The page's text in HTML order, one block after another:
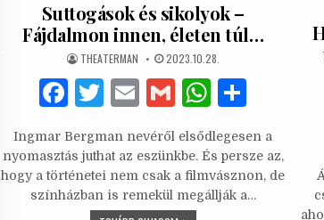
Suttogások és sikolyok –
Fájdalmon innen, életen túl…
AUTHOR:
THEATERMAN PUBLISHED
DATE:
2023.10.28.
F
c
e
b
T
it
te
r
E
ai
l
G
ai
l
W
at
s
A
ar
e
Ingmar Bergman nevéről elsődlegesen a
nyomasztás juthat az eszünkbe. És persze az,
hogy a történetei nem csak a filmvásznon, de
színházban is remekül megállják a…